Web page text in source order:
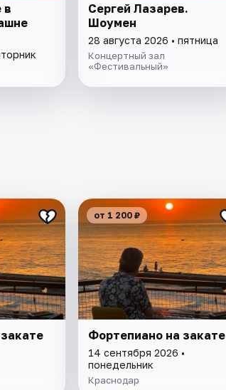
в
Сергей Лазарев.
Шоумен
28 августа 2026 • пятница
Концертный зал
«Фестивальный»
от 1 200 ₽
Фортепиано на закате
14 сентября 2026 •
понедельник
Краснодар